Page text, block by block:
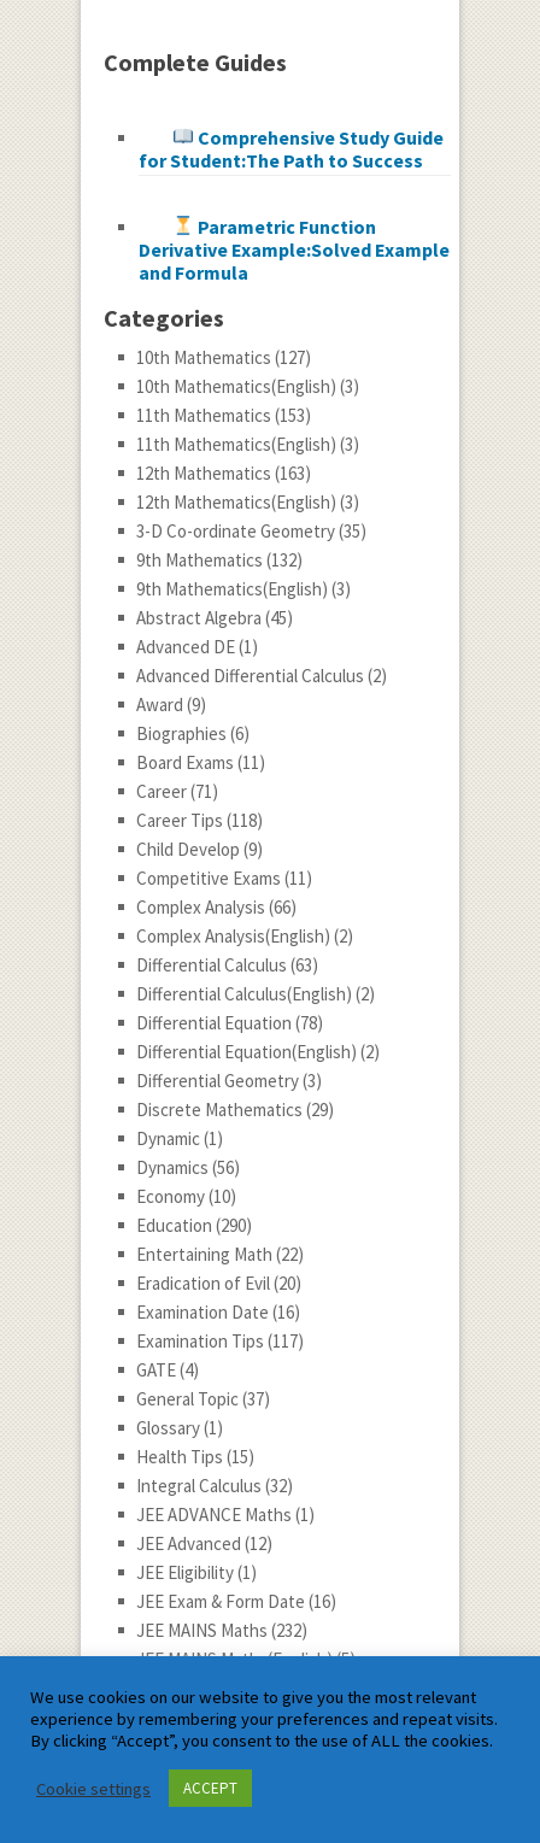
Complete Guides
Comprehensive Study Guide
for Student:The Path to Success
Parametric Function
Derivative Example:Solved Example
and Formula
Categories
10th Mathematics (127)
10th Mathematics(English) (3)
11th Mathematics (153)
11th Mathematics(English) (3)
12th Mathematics (163)
12th Mathematics(English) (3)
3-D Co-ordinate Geometry(35)
9th Mathematics (132)
9th Mathematics(English) (3)
Abstract Algebra (45)
Advanced DE(1)
Advanced Differential Calculus (2)
Award (9)
Biographies (6)
Board Exams (11)
Career(71)
Career Tips (118)
Child Develop (9)
Competitive Exams (11)
Complex Analysis (66)
Complex Analysis(English) (2)
Differential Calculus (63)
Differential Calculus(English) (2)
Differential Equation (78)
Differential Equation(English) (2)
Differential Geometry(3)
Discrete Mathematics (29)
Dynamic(1)
Dynamics (56)
Economy(10)
Education (290)
Entertaining Math (22)
Eradication of Evil(20)
Examination Date (16)
Examination Tips (117)
GATE(4)
General Topic(37)
Glossary(1)
Health Tips (15)
Integral Calculus (32)
JEE ADVANCE Maths (1)
JEE Advanced (12)
JEE Eligibility(1)
JEE Exam & Form Date (16)
JEE MAINS Maths (232)
JEE MAINS Maths(English)(5)
(33)
Linear Programming(39)
Mathematician(72)
Mathematician Story
Mathematics Education
We use cookies on our website to give you the most relevant
experience by remembering your preferences and repeat visits.
By clicking “Accept”, you consent to the use of ALL the cookies.
Cookie settings ACCEPT